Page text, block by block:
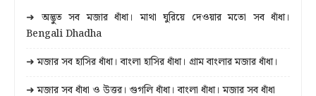
➜ অদ্ভুত সব মজার ধাঁধা। মাথা ঘুরিয়ে দেওয়ার মতো সব ধাঁধা।
Bengali Dhadha
➜ মজার সব হাসির ধাঁধা। বাংলা হাসির ধাঁধা। গ্রাম বাংলার মজার ধাঁধা।
➜ মজার সব ধাঁধা ও উত্তর। গুগলি ধাঁধা। বাংলা ধাঁধা। মজার সব ধাঁধা